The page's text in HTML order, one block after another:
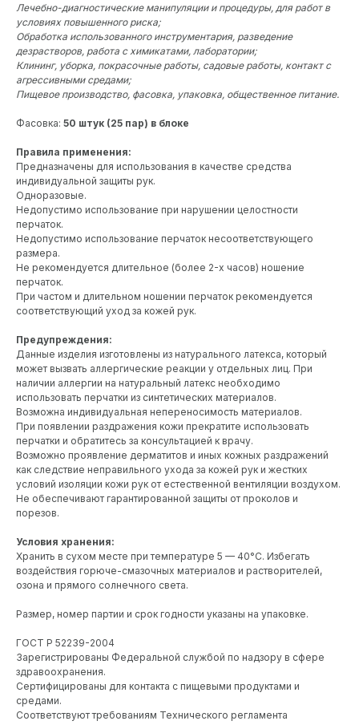
Лечебно-диагностические манипуляции и процедуры, для работ в
условиях повышенного риска;
Обработка использованного инструментария, разведение
дезрастворов, работа с химикатами, лаборатории;
Клининг, уборка, покрасочные работы, садовые работы, контакт с
агрессивными средами;
Пищевое производство, фасовка, упаковка, общественное питание.
Фасовка: 50 штук (25 пар) в блоке
Правила применения:
Предназначены для использования в качестве средства
индивидуальной защиты рук.
Одноразовые.
Недопустимо использование при нарушении целостности
перчаток.
Недопустимо использование перчаток несоответствующего
размера.
Не рекомендуется длительное (более 2-х часов) ношение
перчаток.
При частом и длительном ношении перчаток рекомендуется
соответствующий уход за кожей рук.
Предупреждения:
Данные изделия изготовлены из натурального латекса, который
может вызвать аллергические реакции у отдельных лиц. При
наличии аллергии на натуральный латекс необходимо
использовать перчатки из синтетических материалов.
Возможна индивидуальная непереносимость материалов.
При появлении раздражения кожи прекратите использовать
перчатки и обратитесь за консультацией к врачу.
Возможно проявление дерматитов и иных кожных раздражений
как следствие неправильного ухода за кожей рук и жестких
условий изоляции кожи рук от естественной вентиляции воздухом.
Не обеспечивают гарантированной защиты от проколов и
порезов.
Условия хранения:
Хранить в сухом месте при температуре 5 — 40°С. Избегать
воздействия горюче-смазочных материалов и растворителей,
озона и прямого солнечного света.
Размер, номер партии и срок годности указаны на упаковке.
ГОСТ Р 52239-2004
Зарегистрированы Федеральной службой по надзору в сфере
здравоохранения.
Сертифицированы для контакта с пищевыми продуктами и
средами.
Соответствуют требованиям Технического регламента